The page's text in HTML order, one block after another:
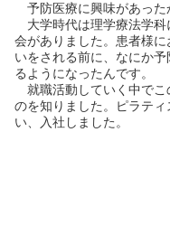
予防医療に興味があった
大学時代は理学療法学科
会がありました。患者様
いをされる前に、なにか
るようになったんです。
就職活動していく中でこ
のを知りました。ピラテ
い、入社しました。